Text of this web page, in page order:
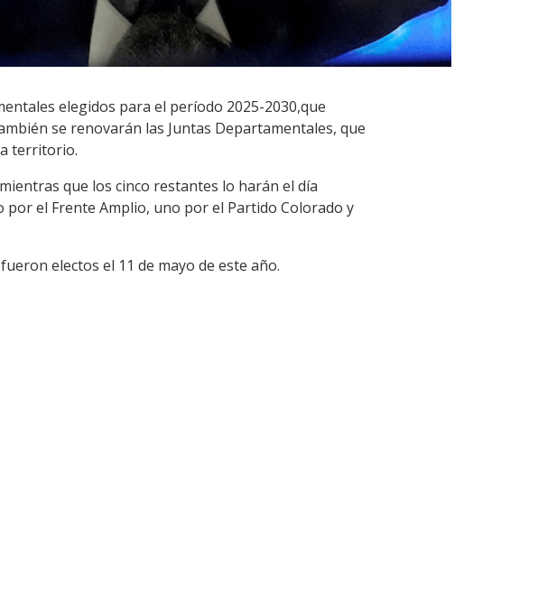
elegidos para el período 2025-2030,que
se renovarán las Juntas Departamentales, que
territorio.
que los cinco restantes lo harán el día
el Frente Amplio, uno por el Partido Colorado y
electos el 11 de mayo de este año.